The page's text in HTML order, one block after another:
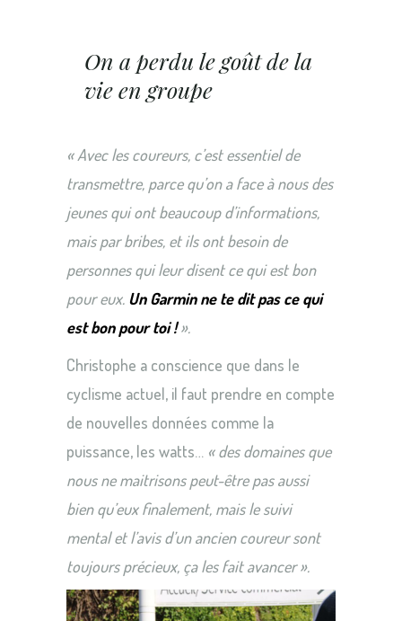
On a perdu le goût de la
vie en groupe
« Avec les coureurs, c’est essentiel de
transmettre, parce qu’on a face à nous des
jeunes qui ont beaucoup d’informations,
mais par bribes, et ils ont besoin de
personnes qui leur disent ce qui est bon
pour eux. Un Garmin ne te dit pas ce qui
est bon pour toi ! ».
Christophe a conscience que dans le
cyclisme actuel, il faut prendre en compte
de nouvelles données comme la
puissance, les watts… « des domaines que
nous ne maitrisons peut-être pas aussi
bien qu’eux finalement, mais le suivi
mental et l’avis d’un ancien coureur sont
toujours précieux, ça les fait avancer ».